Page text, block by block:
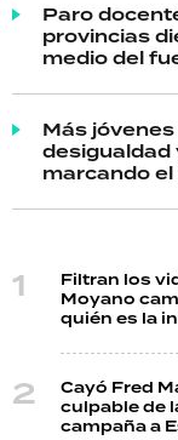
Paro
provincias
medio del
Más
desigualdad
marcando
Filtran los
Moyano
quién es la
Cayó Fred
culpable de
campaña a